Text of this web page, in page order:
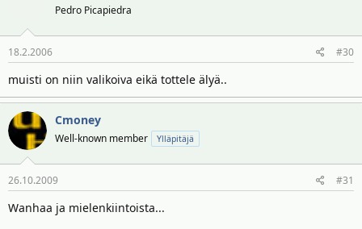
Pedro Picapiedra
18.2.2006 #30
muisti on niin valikoiva eikä tottele älyä..
Cmoney
Well-known member Ylläpitäjä
26.10.2009 #31
Wanhaa ja mielenkiintoista...